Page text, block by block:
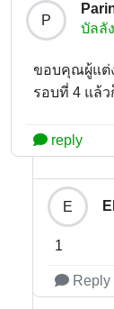
P
บัลลั
ขอบคุณผู้แต่
รอบที่ 4 แล้
reply
E
1
Reply